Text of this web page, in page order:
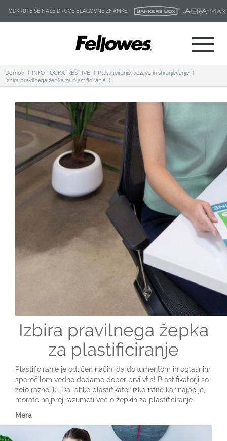
ODKRIJTE ŠE NAŠE DRUGE BLAGOVNE ZNAMKE:
Domov INFO TOČKA-REŠTIVE
Plastificiranje, vezava in shranjevanje
Izbira pravilnega žepka za plastificiranje
Izbira pravilnega žepka
za plastificiranje
Plastificiranje je odličen način, da dokumentom in oglasnim
sporočilom vedno dodamo dober prvi vtis! Plastifikatorji so
zelo raznoliki. Da lahko plastifikator izkoristite kar najbolje,
morate najprej razumeti več o žepkih za plastificiranje.
Mera